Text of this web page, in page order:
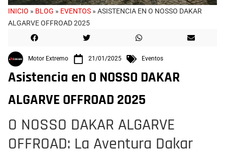
INICIO » BLOG » EVENTOS » ASISTENCIA EN O NOSSO DAKAR
ALGARVE OFFROAD 2025
Motor Extremo 21/01/2025 Eventos
Asistencia en O NOSSO DAKAR
ALGARVE OFFROAD 2025
O NOSSO DAKAR ALGARVE
OFFROAD: La Aventura Dakar